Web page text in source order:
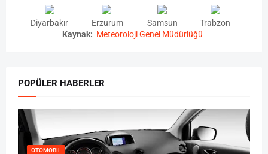
Diyarbakır Erzurum Samsun
Trabzon
Kaynak: Meteoroloji Genel Müdürlüğü
POPÜLER HABERLER
OTOMOBIL